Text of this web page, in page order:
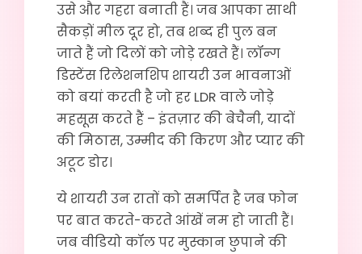
उसे और गहरा बनाती हैं। जब आपका साथी
सैकड़ों मील दूर हो, तब शब्द ही पुल बन
जाते हैं जो दिलों को जोड़े रखते हैं। लॉन्ग
डिस्टेंस रिलेशनशिप शायरी उन भावनाओं
को बयां करती है जो हर LDR वाले जोड़े
महसूस करते हैं – इंतज़ार की बेचैनी, यादों
की मिठास, उम्मीद की किरण और प्यार की
अटूट डोर।
ये शायरी उन रातों को समर्पित है जब फोन
पर बात करते-करते आंखें नम हो जाती हैं।
जब वीडियो कॉल पर मुस्कान छुपाने की